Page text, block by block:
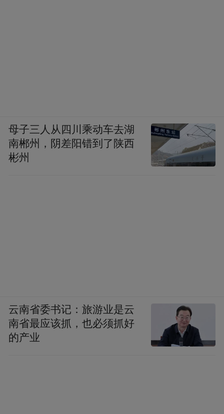
母子三人从四川乘动车去湖
南郴州，阴差阳错到了陕西
彬州
云南省委书记：旅游业是云
南省最应该抓，也必须抓好
的产业